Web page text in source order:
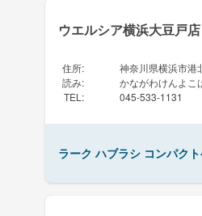
ウエルシア横浜大豆戸店
住所:
神奈川県横浜市港
読み:
かながわけんよこ
TEL : 045-533-1131
ラーク ハブラシ コンパク